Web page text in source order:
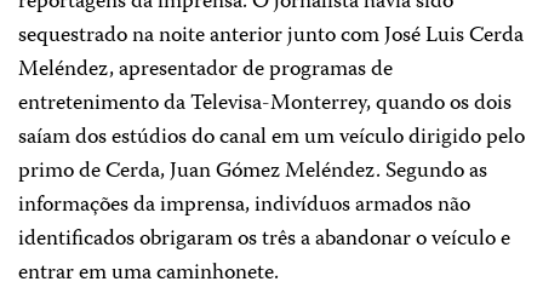
sequestrado na noite anterior junto com José Luis Cerda
Meléndez, apresentador de programas de
entretenimento da Televisa-Monterrey, quando os dois
saíam dos estúdios do canal em um veículo dirigido pelo
primo de Cerda, Juan Gómez Meléndez. Segundo as
informações da imprensa, indivíduos armados não
identificados obrigaram os três a abandonar o veículo e
entrar em uma caminhonete.